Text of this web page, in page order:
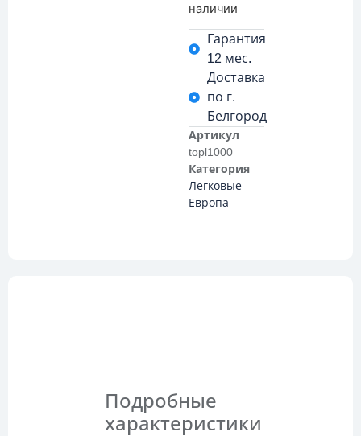
наличии
Гарантия
12 мес.
Доставка
по г.
Белгород
Артикул
topl1000
Категория
Легковые
Европа
Подробные
характеристики